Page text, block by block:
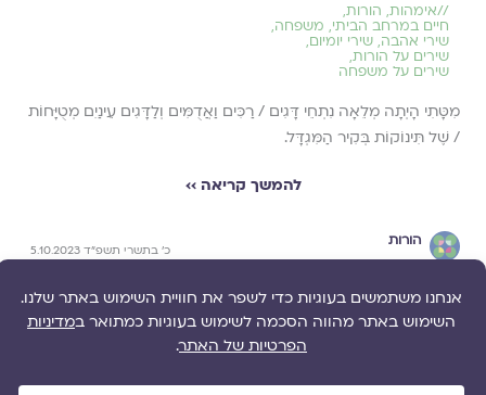
//אימהות, הורות,
חיים במרחב הביתי, משפחה,
שירי אהבה, שירי יומיום,
שירים על הורות,
שירים על משפחה
מִטָּתִי הָיְתָה מְלֵאָה נִתְחֵי דָּגִים / רַכִּים וַאֲדֻמִּים וְלַדָּגִים עֵינַיִם מְטֻיָּחוֹת
/ שֶׁל תִּינוֹקוֹת בְּקִיר הַמִּגְדָּל.
להמשך קריאה ››
הורות
כ׳ בתשרי תשפ״ד 5.10.2023